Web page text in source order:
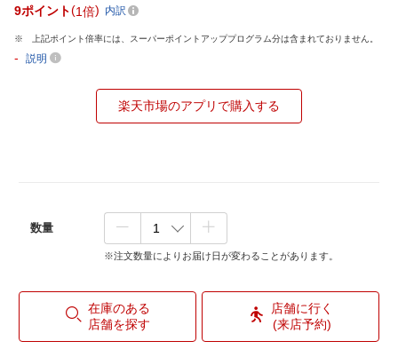
9ポイント 1倍 内訳
上記ポイント倍率には、スーパーポイントアッププログラム分は含まれておりません。
- 説明
楽天市場のアプリで購入する
数量
※注文数量によりお届け日が変わることがあります。
在庫のある
店舗を探す
店舗に行く
(来店予約)